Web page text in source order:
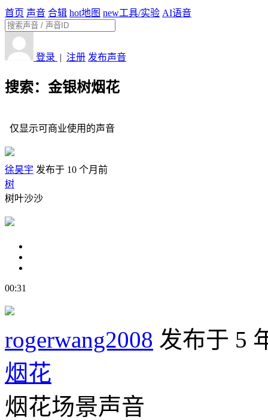
首页 声音 合辑 hot地图 new工具/实验 AI语音
登录 | 注册 发布声音
搜索：金银树烟花
仅显示可商业使用的声音
徐昊宇 发布于 10 个月前
树
树叶沙沙
00:31
rogerwang2008 发布于 5
烟花
烟花场景声音